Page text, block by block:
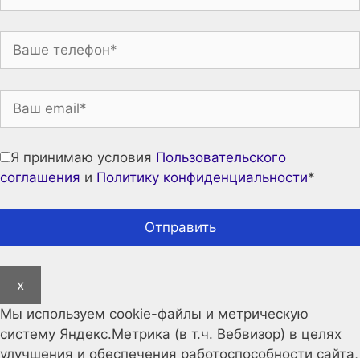
Я принимаю условия Пользовательского
соглашения и Политику конфиденциальности*
x
Мы используем cookie-файлы и метрическую
систему Яндекс.Метрика (в т.ч. Вебвизор) в целях
улучшения и обеспечения работоспособности сайта,